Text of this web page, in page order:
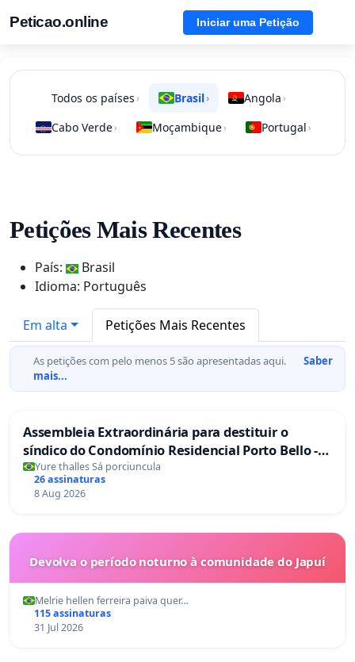
Peticao.online Iniciar uma Petição
Todos os países › Brasil› Angola ›
Cabo Verde› Moçambique› Portugal ›
Petições Mais Recentes
País:
Brasil
Idioma: Português
Em alta Petições Mais Recentes
As petições com pelo menos 5 são apresentadas aqui.
Saber
mais...
Assembleia Extraordinária para destituir o
síndico do Condomínio Residencial Porto Bello -
La Casa
Yure thalles Sá porciuncula
26 assinaturas
8 Aug 2026
Devolva o período noturno à comunidade do Japuí
Melrie hellen ferreira paiva quer…
115 assinaturas
31 Jul 2026